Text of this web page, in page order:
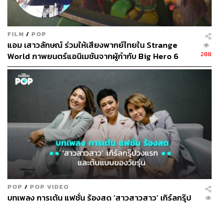
แหม่ม: สมัยนี้เขาเรียกว่าไอดอล
ปุ้ม:แต่พอเขาเห็นพวกเรา เฮ้ย อย่างนี้แหละที่เราอยากจะเห็น
อยากจะเป็น เราเหมือนเป็นตัวแทนของพวกเขาที่ก้าวขึ้นไป
ยืนบนเวที
แหม่ม:เราร้องเพลงที่คนวัยเดียวกันร้อง และเป็นเพลงที่แต่ง
ขึ้นใหม่ ไม่ใช่ว่าไปเอาเพลงเพราะๆ ที่มีอยู่ก่อนแล้วมาร้อง
สองคือบุคลิก การแต่งตัว มันเลยดูเหมือนเป็นผู้นำแฟชั่นของ
คนยุคนั้น วัยนั้น
อย่างเรื่องของเพลง เราร้องด้วย เต้นด้วย มันมี
choreography มันมีเรื่องของเสื้อผ้าที่ก่อนหน้าเรายังไม่มีใคร
ใส่แบบนี้
ปุ้ม:โบใหญ่กินหัว กระโปรงบานสุ่ม
FILM / POP
แอม เสาวลักษณ์ ร่วมให้เสียงพากย์ไทยใน Strange
World ภาพยนตร์แอนิเมชันจากผู้กำกับ Big Hero 6
288
POP / POP VIDEO
บทเพลง การเต้น แฟชั่น ร้องสด ‘สาวสาวสาว’ เกิร์ลกรุ๊ป